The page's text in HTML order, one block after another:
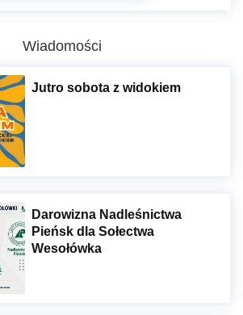
Wiadomości
Jutro sobota z widokiem
Darowizna Nadleśnictwa
Pieńsk dla Sołectwa
Wesołówka